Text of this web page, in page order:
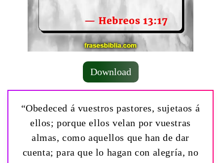
Download
“Obedeced á vuestros pastores, sujetaos á
ellos; porque ellos velan por vuestras
almas, como aquellos que han de dar
cuenta; para que lo hagan con alegría, no